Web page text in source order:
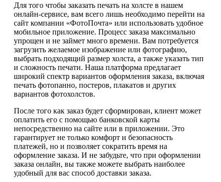
Для того чтобы заказать печать на холсте в нашем
онлайн-сервисе, вам всего лишь необходимо перейти на
сайт компании «ФотоПочта» или использовать удобное
мобильное приложение. Процесс заказа максимально
упрощен и не займет много времени. Вам потребуется
загрузить желаемое изображение или фотографию,
выбрать подходящий размер холста, а также указать тип
и сложность печати. Наша платформа предлагает
широкий спектр вариантов оформления заказа, включая
печать фотопанно, постеров, плакатов и других
вариантов фотохолстов.
После того как заказ будет сформирован, клиент может
оплатить его с помощью банковской карты
непосредственно на сайте или в приложении. Это
гарантирует не только комфорт и безопасность
платежей, но и позволяет сократить время на
оформление заказа. И не забудьте, что при оформлении
заказа онлайн, вы также можете выбрать наиболее
удобный для вас способ доставки заказа.